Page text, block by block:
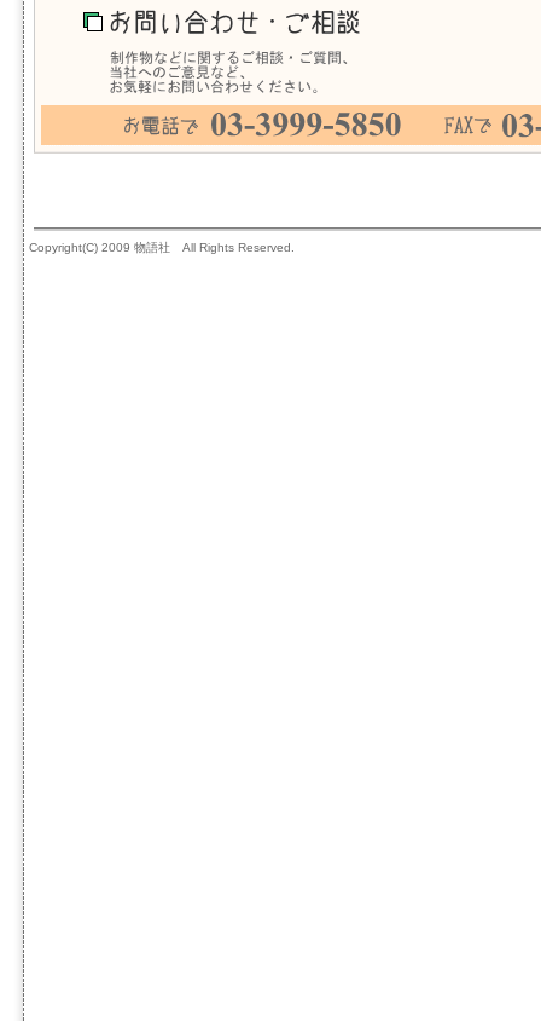
Copyright(C) 2009 物語社 All Rights Reserved.